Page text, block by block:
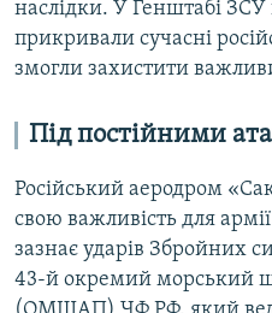
наслідки. У Генштабі
прикривали сучасні
змогли захистити
Під постійними
Російський аеродром
свою важливість для
зазнає ударів Збройних
43-й окремий морський